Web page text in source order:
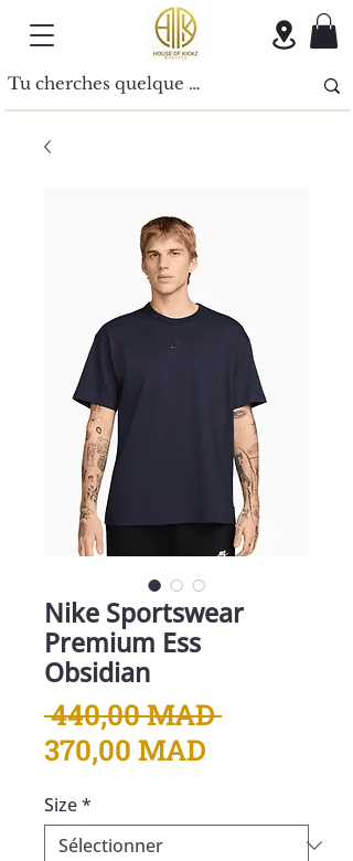
Nike Sportswear
Premium Ess
Obsidian
440,00 MAD Prix
370,00 MAD
Size*